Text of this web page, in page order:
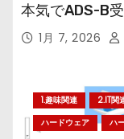
本気でADS-B
1月 7, 2026
1.趣味関連 2.IT関
ハードウェア
ハ